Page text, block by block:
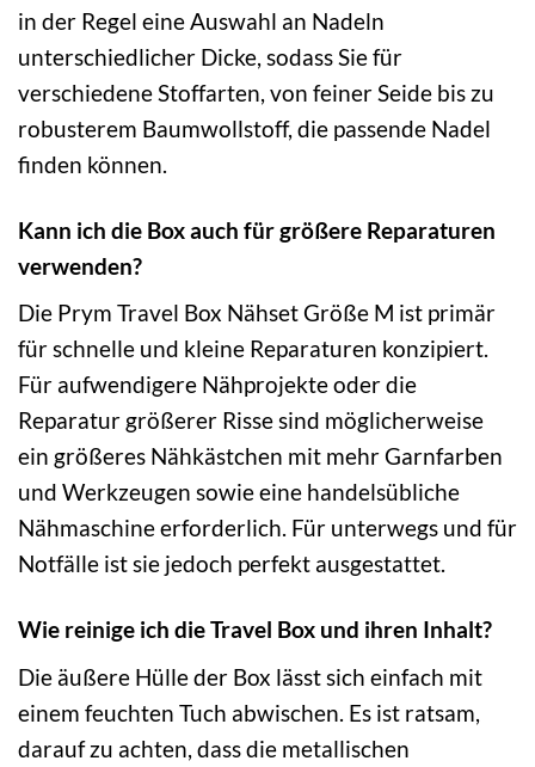
in der Regel eine Auswahl an Nadeln
unterschiedlicher Dicke, sodass Sie für
verschiedene Stoffarten, von feiner Seide bis zu
robusterem Baumwollstoff, die passende Nadel
finden können.
Kann ich die Box auch für größere Reparaturen
verwenden?
Die Prym Travel Box Nähset Größe M ist primär
für schnelle und kleine Reparaturen konzipiert.
Für aufwendigere Nähprojekte oder die
Reparatur größerer Risse sind möglicherweise
ein größeres Nähkästchen mit mehr Garnfarben
und Werkzeugen sowie eine handelsübliche
Nähmaschine erforderlich. Für unterwegs und für
Notfälle ist sie jedoch perfekt ausgestattet.
Wie reinige ich die Travel Box und ihren Inhalt?
Die äußere Hülle der Box lässt sich einfach mit
einem feuchten Tuch abwischen. Es ist ratsam,
darauf zu achten, dass die metallischen